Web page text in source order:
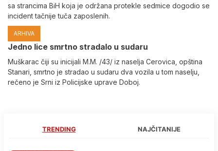
sa strancima BiH koja je održana protekle sedmice dogodio se
incident tačnije tuča zaposlenih.
ARHIVA
Јedno lice smrtno stradalo u sudaru
Muškarac čiji su inicijali M.M. /43/ iz naselja Cerovica, opština
Stanari, smrtno je stradao u sudaru dva vozila u tom naselju,
rečeno je Srni iz Policijske uprave Doboj.
TRENDING NAJČITANIJE